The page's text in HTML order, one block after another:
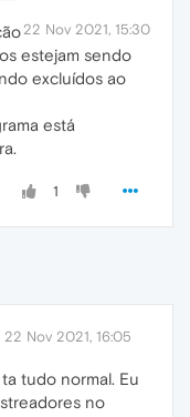
22 Nov 2021, 15:30
estejam sendo
excluídos ao
está
1
22 Nov 2021, 16:05
tudo normal. Eu
no